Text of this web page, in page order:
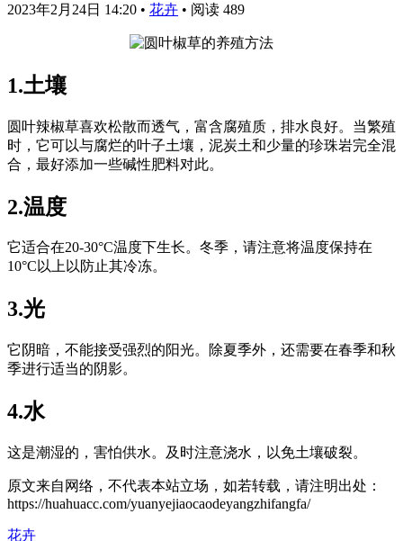
2023年2月24日 14:20 • 花卉 • 阅读 489
1.土壤
圆叶辣椒草喜欢松散而透气，富含腐殖质，排水良好。当繁殖
时，它可以与腐烂的叶子土壤，泥炭土和少量的珍珠岩完全混
合，最好添加一些碱性肥料对此。
2.温度
它适合在20-30°C温度下生长。冬季，请注意将温度保持在
10°C以上以防止其冷冻。
3.光
它阴暗，不能接受强烈的阳光。除夏季外，还需要在春季和秋
季进行适当的阴影。
4.水
这是潮湿的，害怕供水。及时注意浇水，以免土壤破裂。
原文来自网络，不代表本站立场，如若转载，请注明出处：
https://huahuacc.com/yuanyejiaocaodeyangzhifangfa/
花卉